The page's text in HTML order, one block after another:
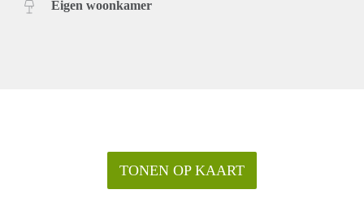
Eigen woonkamer
TONEN OP KAART